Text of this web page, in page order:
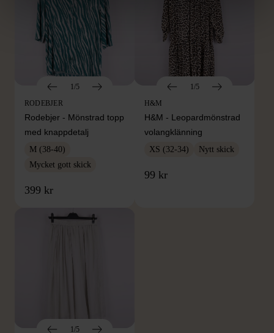
1/5
RODEBJER
Rodebjer - Mönstrad topp
med knappdetalj
M (38-40)
Mycket gott skick
399 kr
1/5
H&M
H&M - Leopardmönstrad
volangklänning
XS (32-34) Nytt skick
99 kr
1/5